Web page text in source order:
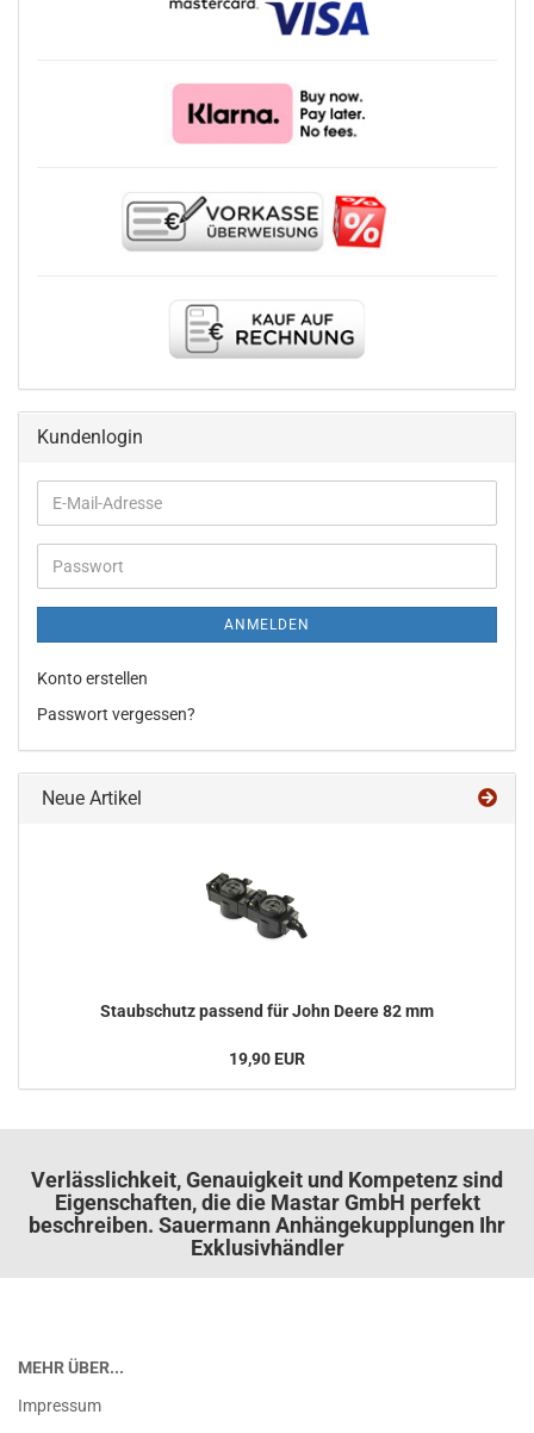
Kundenlogin
E-
Mail-
Adresse
Passwort
ANMELDEN
Konto erstellen
Passwort vergessen?
Neue Artikel
Staub­schutz pas­send für John Deere 82 mm
19,90 EUR
Verlässlichkeit, Genauigkeit und Kompetenz sind
Eigenschaften, die die Mastar GmbH perfekt
beschreiben. Sauermann Anhängekupplungen Ihr
Exklusivhändler
MEHR ÜBER...
Impressum